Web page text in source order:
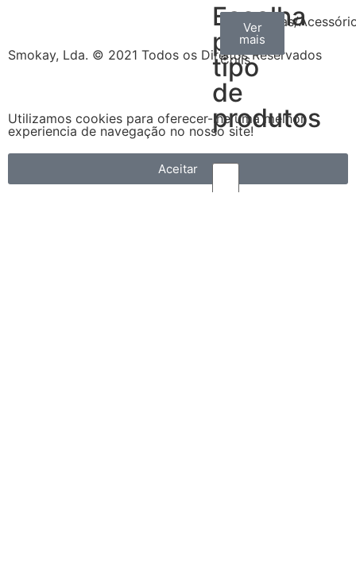
Escolha
por
tipo
de
produtos
Arame
Coils
Ver
mais
Algodão
Ver
mais
Ferramentas/
Ver
mais
Smokay, Lda. © 2021 Todos os Direitos Reservados
Utilizamos cookies para oferecer-lhe uma melhor
experiencia de navegação no nosso site!
Aceitar